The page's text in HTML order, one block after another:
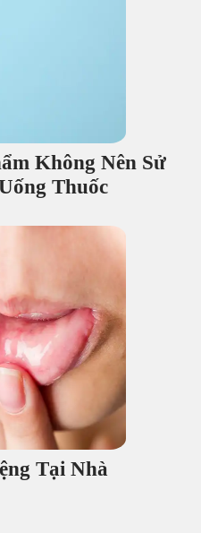
Không Nên Sử
Thuốc
Tại Nhà